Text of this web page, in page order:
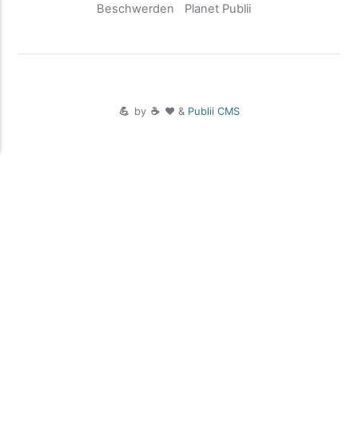
Beschwerden
Planet Publii
💪 by☕ ❤️ & Publii CMS